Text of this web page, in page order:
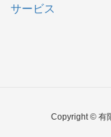
サービス
Copyright © 有